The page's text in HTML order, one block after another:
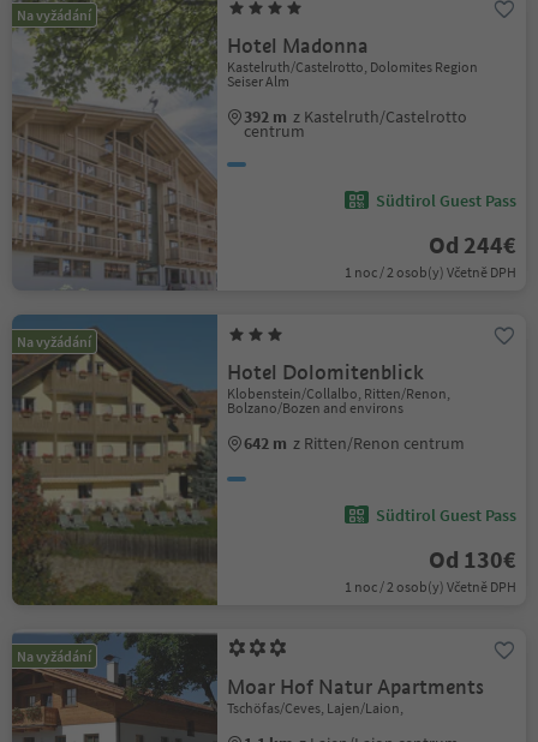
Na vyžádání
Hotel Madonna
Kastelruth/Castelrotto, Dolomites Region
Seiser Alm
392 m z Kastelruth/Castelrotto
centrum
Südtirol Guest Pass
Od 244€
1 noc / 2 osob(y) Včetně DPH
Na vyžádání
Hotel Dolomitenblick
Klobenstein/Collalbo, Ritten/Renon,
Bolzano/Bozen and environs
642 m z Ritten/Renon centrum
Südtirol Guest Pass
Od 130€
1 noc / 2 osob(y) Včetně DPH
Na vyžádání
Moar Hof Natur Apartments
Tschöfas/Ceves, Lajen/Laion,